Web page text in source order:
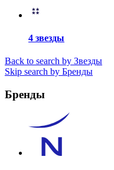
4 звезды
Back to search by Звезды
Skip search by Бренды
Бренды